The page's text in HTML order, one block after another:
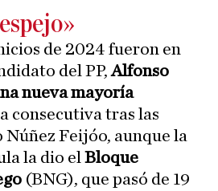
de 2024 fueron en
del PP,Alfonso
nueva mayoría
consecutiva tras las
Feijóo, aunque la
la dio el Bloque
(BNG), que pasó de 19